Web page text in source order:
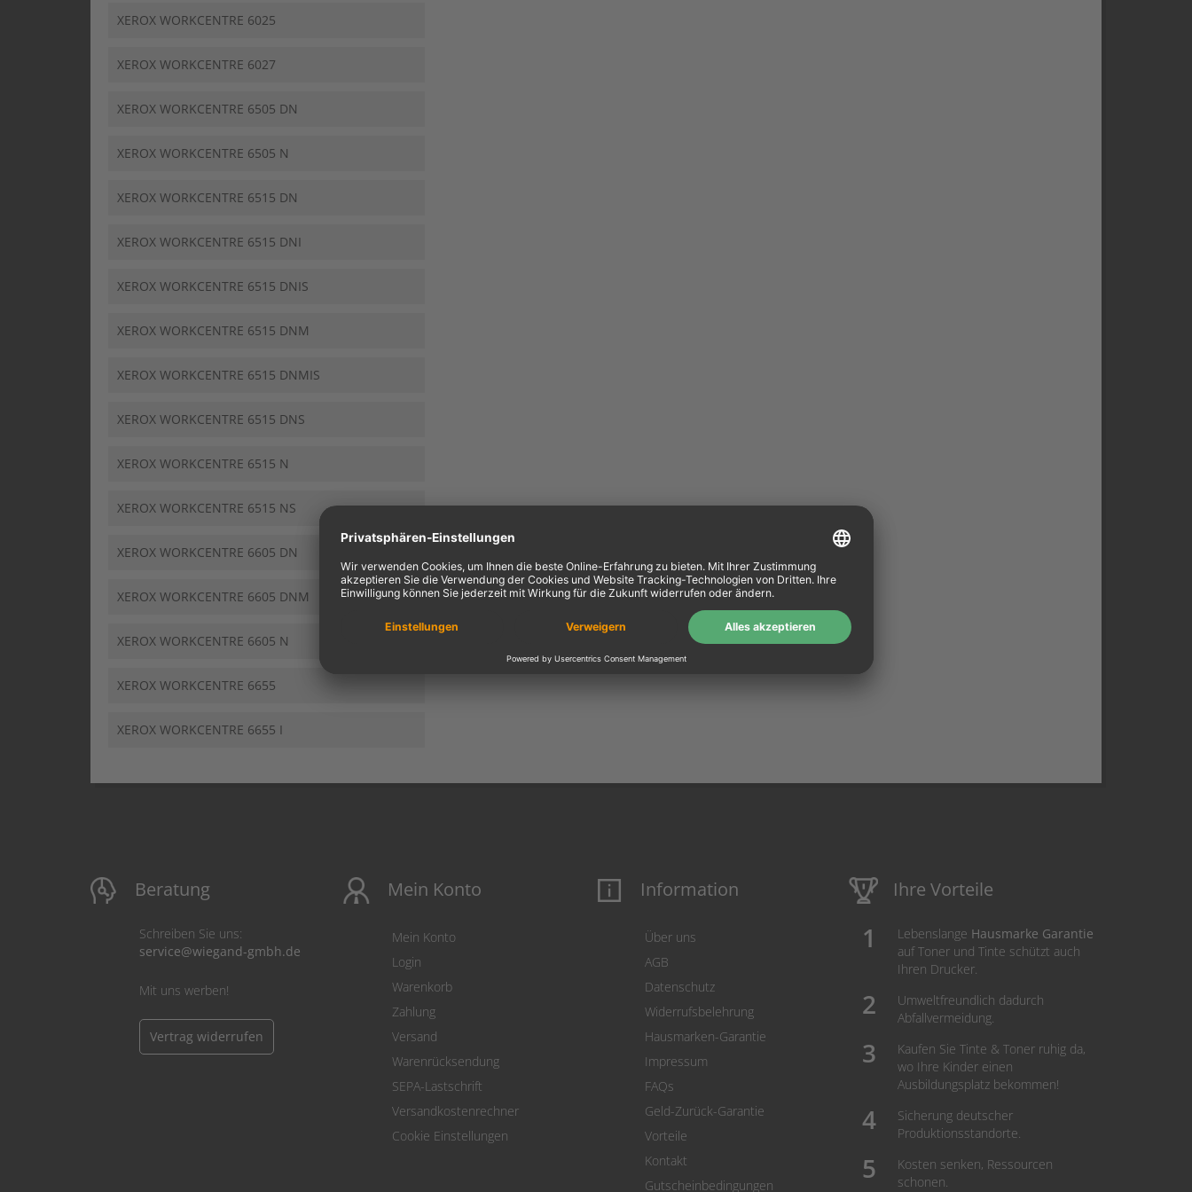
XEROX WORKCENTRE 6025
XEROX WORKCENTRE 6027
XEROX WORKCENTRE 6505 DN
XEROX WORKCENTRE 6505 N
XEROX WORKCENTRE 6515 DN
XEROX WORKCENTRE 6515 DNI
XEROX WORKCENTRE 6515 DNIS
XEROX WORKCENTRE 6515 DNM
XEROX WORKCENTRE 6515 DNMIS
XEROX WORKCENTRE 6515 DNS
XEROX WORKCENTRE 6515 N
XEROX WORKCENTRE 6515 NS
XEROX WORKCENTRE 6605 DN
XEROX WORKCENTRE 6605 DNM
XEROX WORKCENTRE 6605 N
XEROX WORKCENTRE 6655
XEROX WORKCENTRE 6655 I
Beratung
Schreiben Sie uns:
service@wiegand-gmbh.de
Mit uns werben!
Vertrag widerrufen
Mein Konto
Mein Konto
Login
Warenkorb
Zahlung
Versand
Warenrücksendung
SEPA-Lastschrift
Versandkostenrechner
Cookie Einstellungen
Information
Über uns
AGB
Datenschutz
Widerrufsbelehrung
Hausmarken-Garantie
Impressum
FAQs
Geld-Zurück-Garantie
Vorteile
Kontakt
Gutscheinbedingungen
Ihre Vorteile
Lebenslange Hausmarke Garantie
auf Toner und Tinte schützt auch
Ihren Drucker.
Umweltfreundlich dadurch
Abfallvermeidung.
Kaufen Sie Tinte & Toner ruhig da,
wo Ihre Kinder einen
Ausbildungsplatz bekommen!
Sicherung deutscher
Produktionsstandorte.
Kosten senken, Ressourcen
schonen.